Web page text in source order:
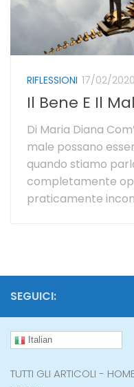
RIFLESSIONI 17/02/2020
Il Bene E Il
Di Maria Diana
male possano
quando stiamo
completamente
praticamente
SEGUICI:
Italian
TUTTI GLI ARTICOLI -